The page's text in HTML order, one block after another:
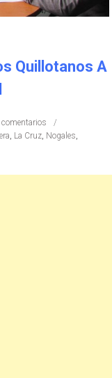
Quillotanos A
comentarios
La Cruz Nogales